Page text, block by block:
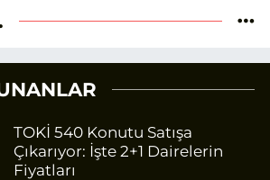
TOKİ 540 Konutu Satışa
Çıkarıyor: İşte 2+1 Dairelerin
Fiyatları